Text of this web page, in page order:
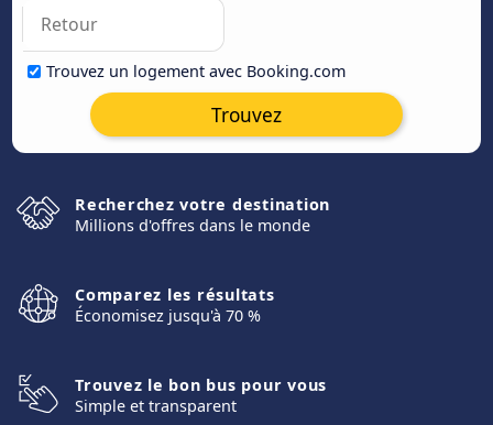
Trouvez un logement avec Booking.com
Trouvez
Recherchez votre destination
Millions d'offres dans le monde
Comparez les résultats
Économisez jusqu'à 70 %
Trouvez le bon bus pour vous
Simple et transparent